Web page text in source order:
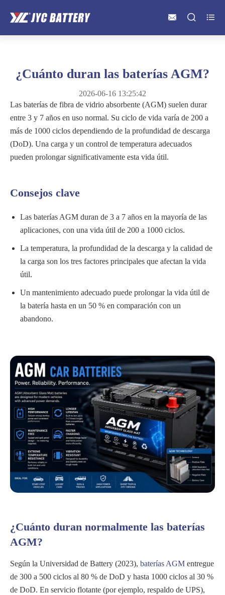
  
¿Cuánto duran las baterías AGM?
2026-06-16 13:25:42
Las baterías de fibra de vidrio absorbente (AGM) suelen durar
entre 3 y 7 años en uso normal. Su ciclo de vida varía de 200 a
más de 1000 ciclos dependiendo de la profundidad de descarga
(DoD). Una carga y un control de temperatura adecuados
pueden prolongar significativamente esta vida útil.
Consejos clave
Las baterías AGM duran de 3 a 7 años en la mayoría de las
aplicaciones, con una vida útil de 200 a 1000 ciclos.
La temperatura, la profundidad de la descarga y la calidad de
la carga son los tres factores principales que afectan la vida
útil.
Un mantenimiento adecuado puede prolongar la vida útil de
la batería hasta en un 50 % en comparación con un
abandono.
¿Cuánto duran normalmente las baterías
AGM?
Según la Universidad de Battery (2023), baterías AGM entregue
de 300 a 500 ciclos al 80 % de DoD y hasta 1000 ciclos al 30 %
de DoD. En servicio flotante (por ejemplo, respaldo de UPS),